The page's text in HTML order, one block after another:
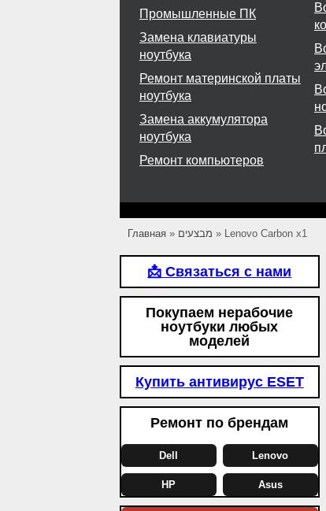
Промышленные ПК
Замена клавиатуры
ноутбука
Ремонт материнской платы
ноутбука
Замена аккумулятора
ноутбука
Ремонт компьютеров
Главная » מבצעים » Lenovo Carbon x1
📩 Связаться с нами
Покупаем нерабочие
ноутбуки любых
моделей
Купить антивирус ESET
Ремонт по брендам
Dell Lenovo
HP Asus